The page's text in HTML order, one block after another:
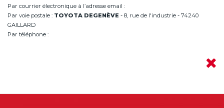
Par courrier électronique à l’adresse email :
Par voie postale : TOYOTA DEGENÈVE - 8, rue de l'industrie - 74240
GAILLARD
Par téléphone :